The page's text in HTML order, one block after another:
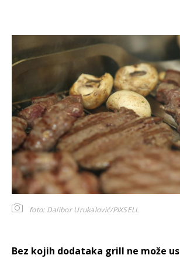
foto: Dalibor Urukalović/PIXSELL
Bez kojih dodataka grill ne može